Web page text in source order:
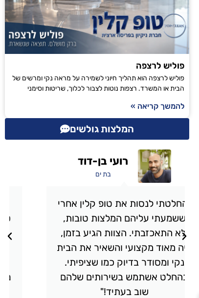
פוליש לרצפה
פוליש לרצפה הוא תהליך חיוני לשמירה על מראה נקי ומרשים של
הבית או המשרד. רצפות נוטות לצבור לכלוך, שריטות וסימני
להמשך קריאה »
המלצות גולשים
"השתמשתי בשירותי הניקיון של
טופ קלין והייתי מרוצה מעל ומעבר.
הצוות הגיע בזמן, עבד בצורה
יסודית והשאיר את הבית מבריק.
כל פינה בבית נוקתה בצורה
מושלמת, והיחס היה אדיב ומקצועי.
ממליץ בחום!"
אבי מכלוף